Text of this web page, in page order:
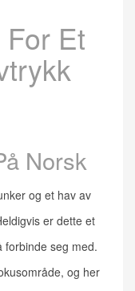
Et
Norsk
og et hav av
er dette et
seg med.
og her